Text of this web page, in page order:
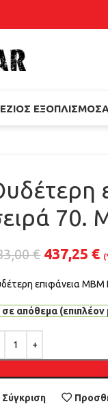
ΕΞΟΠΛΙΣΜΌΣ
70.
€ 437,25€
επιφάνεια ΜΒΜ
σε απόθεμα (επιπλέον
Σύγκριση